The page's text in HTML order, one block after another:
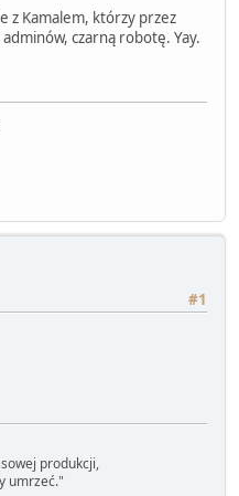
z Kamalem, którzy przez
czarną robotę. Yay.
#1
produkcji,
umrzeć."